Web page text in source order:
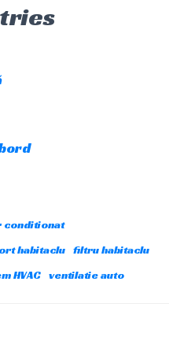
conditionat
habitaclu filtru habitaclu
HVAC ventilatie auto